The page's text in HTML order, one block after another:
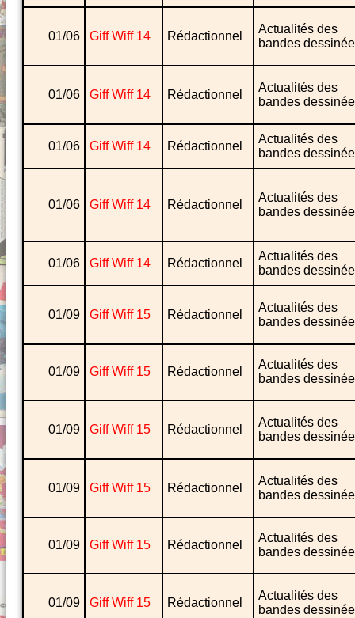
01/06 Giff Wiff 14 Rédactionnel
Actualités des
bandes
01/06 Giff Wiff 14 Rédactionnel
Actualités des
bandes
01/06 Giff Wiff 14 Rédactionnel
Actualités des
bandes
01/06 Giff Wiff 14 Rédactionnel
Actualités des
bandes
01/06 Giff Wiff 14 Rédactionnel
Actualités des
bandes
01/09 Giff Wiff 15 Rédactionnel
Actualités des
bandes
01/09 Giff Wiff 15 Rédactionnel
Actualités des
bandes
01/09 Giff Wiff 15 Rédactionnel
Actualités des
bandes
01/09 Giff Wiff 15 Rédactionnel
Actualités des
bandes
01/09 Giff Wiff 15 Rédactionnel
Actualités des
bandes
01/09 Giff Wiff 15 Rédactionnel
Actualités des
bandes